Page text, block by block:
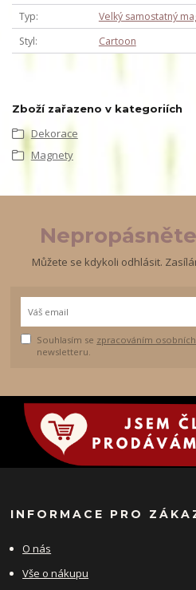
Typ
Velký samostatný
Styl
Cartoon
Zboží zařazeno v kategoriích
Dekorace
Magnety
Můžete se kdykoli odhlásit.
Souhlasím se zpracováním
newsletteru.
INFORMACE PRO
O nás
Vše o nákupu